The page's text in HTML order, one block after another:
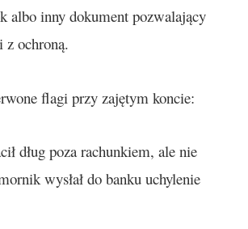
albo inny dokument pozwalający
z ochroną.
flagi przy zajętym koncie:
dług poza rachunkiem, ale nie
wysłał do banku uchylenie